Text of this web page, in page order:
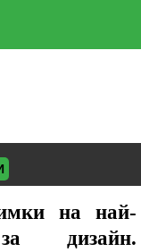
на най-
дизайн.